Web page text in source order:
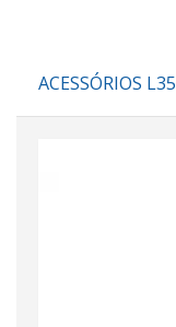
ACESSÓRIOS L35